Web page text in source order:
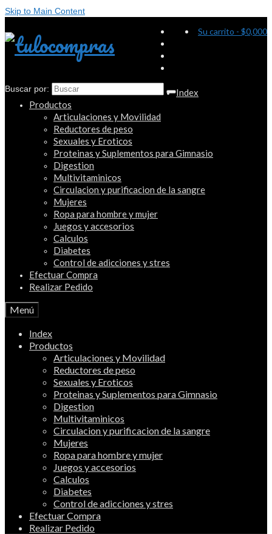
Skip to Main Content
Su carrito - $0,000
Buscar por:
Index
Productos
Articulaciones y Movilidad
Reductores de peso
Sexuales y Eroticos
Proteinas y Suplementos para Gimnasio
Digestion
Multivitaminicos
Circulacion y purificacion de la sangre
Mujeres
Ropa para hombre y mujer
Juegos y accesorios
Calculos
Diabetes
Control de adicciones y stres
Efectuar Compra
Realizar Pedido
Menú
Index
Productos
Articulaciones y Movilidad
Reductores de peso
Sexuales y Eroticos
Proteinas y Suplementos para Gimnasio
Digestion
Multivitaminicos
Circulacion y purificacion de la sangre
Mujeres
Ropa para hombre y mujer
Juegos y accesorios
Calculos
Diabetes
Control de adicciones y stres
Efectuar Compra
Realizar Pedido